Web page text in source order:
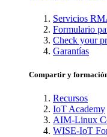
Servicios
Formulario
Check your
Garantías
Compartir y
Recursos
IoT Academy
AIM-Linux
WISE-IoT